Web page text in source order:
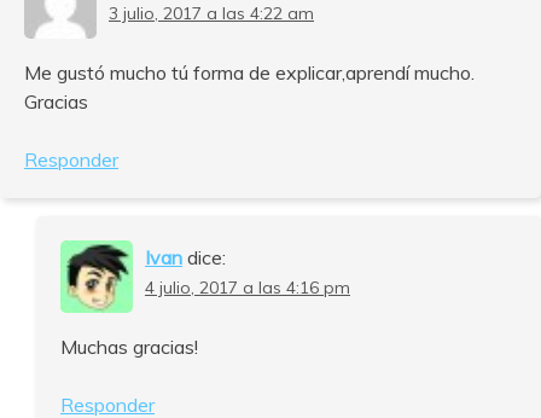
3 julio, 2017 a las 4:22 am
Me gustó mucho tú forma de explicar,aprendí mucho.
Gracias
Responder
Ivan dice:
4 julio, 2017 a las 4:16 pm
Muchas gracias!
Responder